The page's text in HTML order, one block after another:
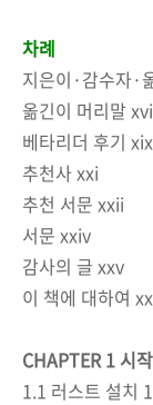
차례
지은이·감수자·
옮긴이 머리말
베타리더 후기 xix
추천사 xxi
추천 서문 xxii
서문 xxiv
감사의 글 xxv
이 책에 대하여
CHAPTER 1 시
1.1 러스트 설치 1